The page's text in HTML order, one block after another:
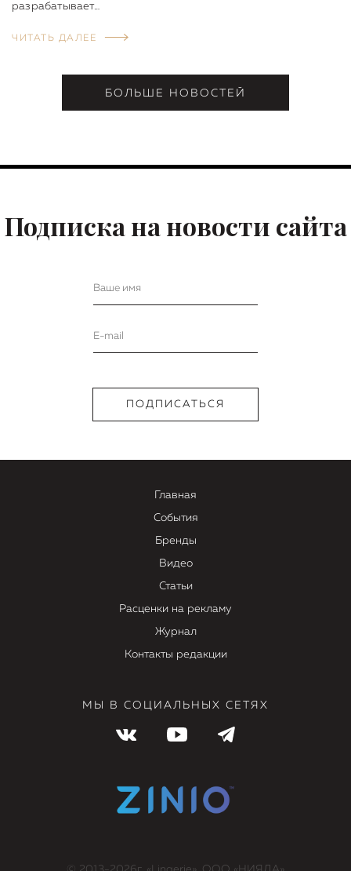
разрабатывает…
ЧИТАТЬ ДАЛЕЕ
БОЛЬШЕ НОВОСТЕЙ
Подписка на новости сайта
Главная
События
Бренды
Видео
Статьи
Расценки на рекламу
Журнал
Контакты редакции
МЫ В СОЦИАЛЬНЫХ СЕТЯХ